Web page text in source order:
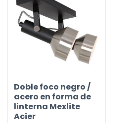
Doble foco negro /
acero en forma de
linterna Mexlite
Acier